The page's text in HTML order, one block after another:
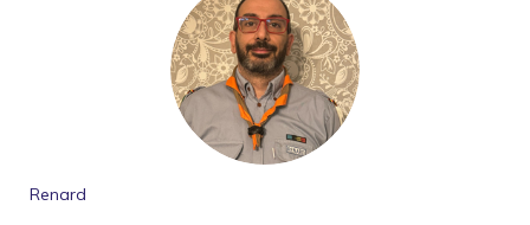
Renard